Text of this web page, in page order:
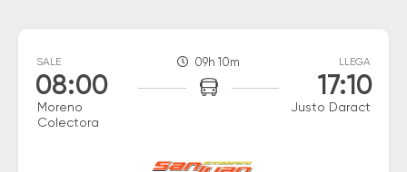
SALE
08:00
Moreno
Colectora
09h 10m LLEGA
17:10
Justo Daract